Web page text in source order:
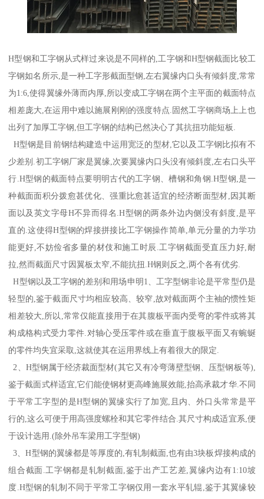
H型钢和工字钢从式样过来说是不同样的,工字钢和H型钢截面比较工
字钢如名所示,是一种工字形截面型钢,左右翼缘内口头有倾斜度,常常
为1:6,使得翼缘外薄而内厚,所以变成工字钢在两个主平面的截面特点
相差庞大,在运用中难以施展刚刚的强度特点.固然工字钢商场上上也
出列了加厚工字钢,但工字钢的结构已然决心了其抗扭功能短板.
H型钢是目前钢结构建造中运用宽泛的型材,它以及工字钢比拟有不
少差别.初工字钢厂家是翼缘,次要翼缘内口头没有倾斜度,左右口头平
行.H型钢的截面特点要明明古代的工字钢、槽钢和角钢.H型钢,是一
种截面面积分拨愈甚优化、强重比愈甚适宜的经济断面型材,因其断
面以及英文字母H不异而得名.H型钢的两条外边内侧没有斜度,是平
直的.这使得H型钢的焊接拼接比工字钢操作简单,单元分量的力学功
能更好,不妨俭省多量的材伎和施工时辰.工字钢截面受直压力好,耐
拉,然而截面尺寸因翼板太窄,不能抗扭.H钢则反之,两个各有优劣.
H型钢以及工字钢的差别和用场申明1、工字型钢非论是平常型仍是
轻型的,鉴于截面尺寸均相应较高、较窄,故对截面两个主袖的惯性矩
相差较大,所以,常常仅能直接用于在其腹板平面内受弯的零件或将其
构成格构式受力零件.对轴心受压零件或在垂直于腹板平面又有蜿蜒
的零件均失宜采取,这就使其在运用界线上有着很大的限定.
2、H型钢属于经济裁面型材(其它又有冷弯薄壁型钢、压型钢板等),
鉴于截面式样适宜,它们能使钢材更高峰施展效能,抬高承裁才华.不同
于平常工字型的是H型钢的翼缘实行了加宽,且内、外口头常常是平
行的,这么可便于用高强度螺栓和其它零件结合.其尺寸构成适宜系,便
于设计选用.(除外吊车梁用工字型钢)
3、H型钢的翼缘都是等厚度的,有轧制截面,也有由3块板焊接构成的
组合截面.工字钢都是轧制截面,鉴于出产工艺差,翼缘内边有1:10坡
度.H型钢的轧制不同于平常工字钢仅用一套水平轧辊,鉴于其翼缘较